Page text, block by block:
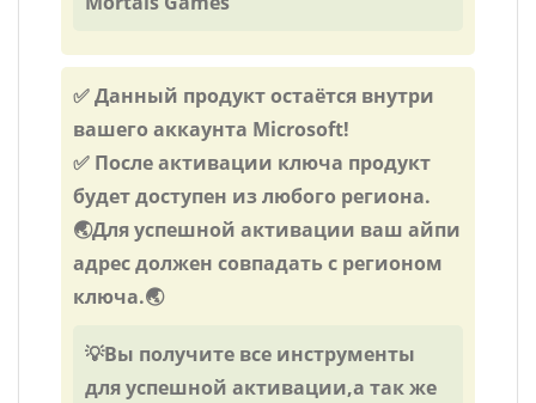
✅ Данный продукт остаётся внутри
вашего аккаунта Microsoft!
✅ После активации ключа продукт
будет доступен из любого региона.
🌏Для успешной активации ваш айпи
адрес должен совпадать с регионом
ключа.🌏
💡Вы получите все инструменты
для успешной активации,а так же